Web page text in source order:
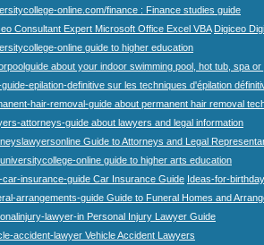
online.com/finance : Finance studies guide
Consultant Expert Microsoft Office Excel VBA Digiceo
online guide to higher education
about your indoor swimming pool, hot tub, spa
guide-epilation-definitive sur les techniques d'épilation
hair-removal-guide about permanent hair removal
attorneys-guide about lawyers and legal information
Guide to Attorneys and Legal
online guide to higher arts education
car-insurance-guide Car Insurance Guide Ideas-for-
arrangements-guide Guide to Funeral Homes and
lawyer-in Personal Injury Lawyer Guide
accident-lawyer Vehicle Accident Lawyers